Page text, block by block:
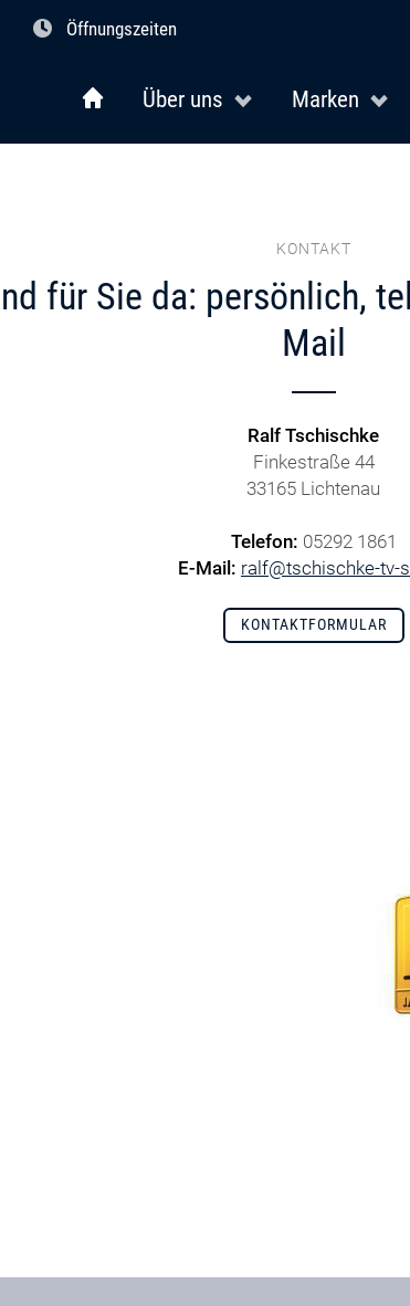
Öffnungszeiten
Über uns Marken
KONTAKT
für Sie da: persönlich,
Mail
Ralf Tschischke
Finkestraße 44
33165 Lichtenau
Telefon: 05292 1861
E-Mail: ralf@tschischke-tv-
KONTAKTFORMULAR